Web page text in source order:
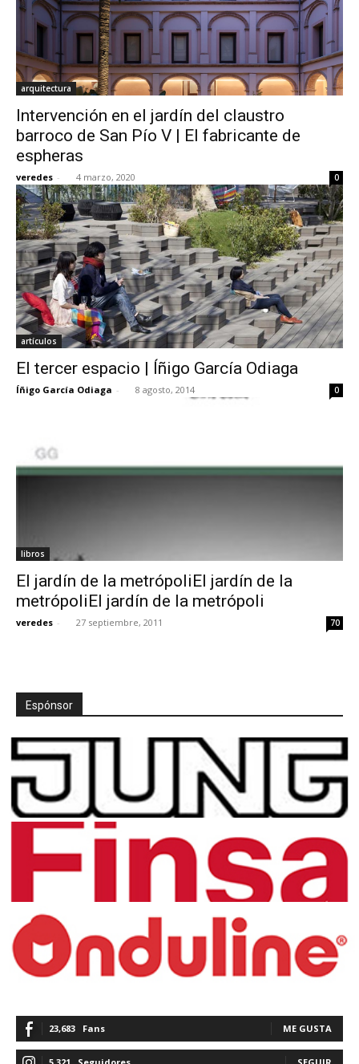
arquitectura
Intervención en el jardín del claustro
barroco de San Pío V | El fabricante de
espheras
veredes - 4 marzo, 2020 0
artículos
El tercer espacio | Íñigo García Odiaga
Íñigo García Odiaga - 8 agosto, 2014 0
libros
El jardín de la metrópoliEl jardín de la
metrópoliEl jardín de la metrópoli
veredes - 27 septiembre, 2011 70
Espónsor
23,683 Fans ME GUSTA